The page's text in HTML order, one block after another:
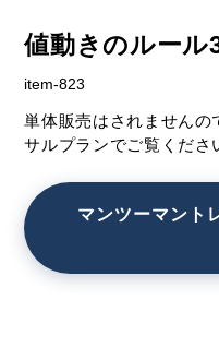
値動きのルール
item-823
単体販売はされませんの
サルプランでご覧くださ
マンツーマント